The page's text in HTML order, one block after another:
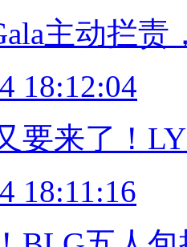
主动拦
18:12:04
要来了！
18:11:16